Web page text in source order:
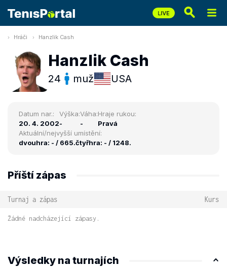
Hráči Hanzlik Cash
Hanzlik Cash
24 muž USA
Datum nar.:
20. 4. 2002
Výška:
-
Váha:
-
Hraje rukou:
Pravá
Aktuální/nejvyšší umístění:
dvouhra: - / 665.čtyřhra: - / 1248.
Příští zápas
Turnaj a zápas Kurs
Žádné nadcházející zápasy.
Výsledky na turnajích